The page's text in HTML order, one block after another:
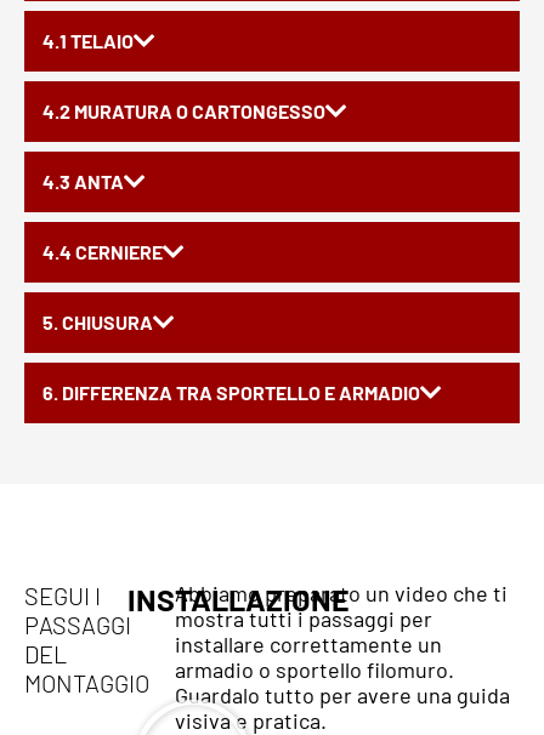
4.1 TELAIO
4.2 MURATURA O CARTONGESSO
4.3 ANTA
4.4 CERNIERE
5. CHIUSURA
6. DIFFERENZA TRA SPORTELLO E ARMADIO
SEGUI I
PASSAGGI
DEL
MONTAGGIO
INSTALLAZIONE
Abbiamo preparato un video che ti
mostra tutti i passaggi per
installare correttamente un
armadio o sportello filomuro.
Guardalo tutto per avere una guida
visiva e pratica.